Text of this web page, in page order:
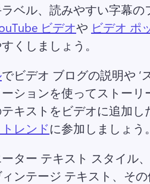
ベル、読みやすい字幕の
ビデオや ビデオ ポ
くしましょう。
でビデオ ブログの説明や ‘
ションを使ってストー
キストをビデオに追加し
レンドに参加しましょう
ター テキスト スタイル
ィンテージ テキスト、そ